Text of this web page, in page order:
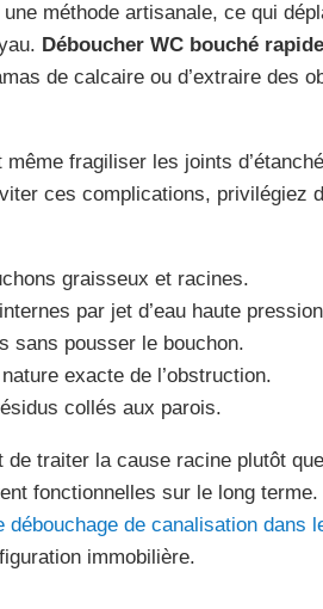
méthode artisanale, ce qui
Déboucher WC bouché
de calcaire ou d’extraire des
même fragiliser les joints
ces complications, privilégiez
graisseux et racines.
par jet d’eau haute
sans pousser le bouchon.
exacte de l’obstruction.
collés aux parois.
traiter la cause racine plutôt
fonctionnelles sur le long
débouchage de canalisation dans
immobilière.